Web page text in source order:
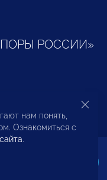
РОССИИ»
и
нам понять,
Ознакомиться с
.